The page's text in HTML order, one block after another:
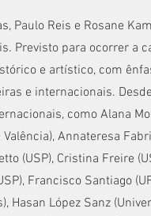
Paulo Reis e Rosane
Previsto para ocorrer a
e artístico, com
e internacionais.
como Alana
Annateresa
(USP), Cristina Freire
Francisco Santiago
Hasan López Sanz